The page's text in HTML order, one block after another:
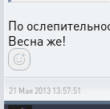
По
Весна же!
21 Мая 2013 13:57:51